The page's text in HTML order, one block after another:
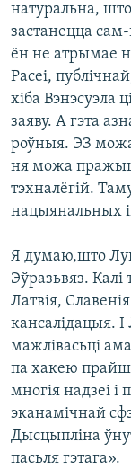
натуральна,
застанецца
ён не атрымае
Расеі,
хіба Вэнэсуэла
заяву. А гэта
роўныя. ЭЗ можа
ня можа
тэхналёгій.
нацыянальных
Я думаю,што
Эўразьвяз.
Латвія,
кансалідацыя.
мажлівасьці
па хакею
многія надзеі і
эканамічнай
Дысцыпліна
пасьля гэтага».